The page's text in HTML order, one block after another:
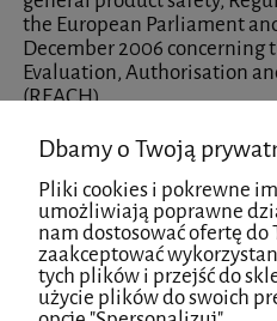
the European Parliament
December 2006 concerning
Evaluation, Authorisation
(REACH)
Producent
STALEKS LTD
78 Tsentralna Str.,
Dergachivsky district
62360 Kharkiv region,
Dbamy o Twoją
Pliki cookies i pokrewne
umożliwiają poprawne
nam dostosować ofertę do
zaakceptować
tych plików i przejść do
użycie plików do swoich